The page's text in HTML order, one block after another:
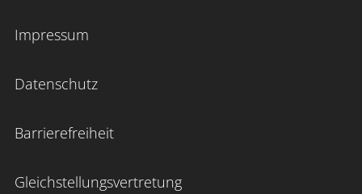
Impressum
Datenschutz
Barrierefreiheit
Gleichstellungsvertretung